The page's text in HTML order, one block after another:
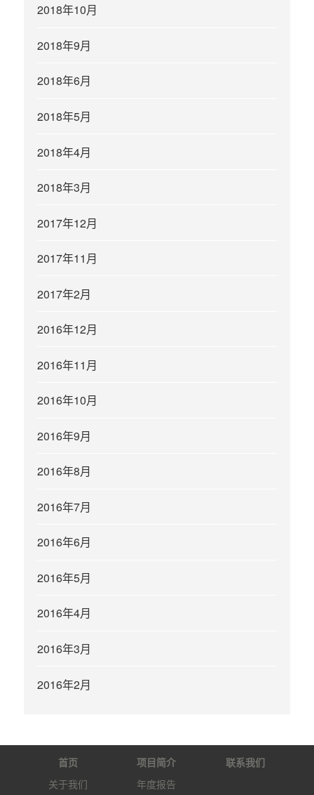
2018年10月
2018年9月
2018年6月
2018年5月
2018年4月
2018年3月
2017年12月
2017年11月
2017年2月
2016年12月
2016年11月
2016年10月
2016年9月
2016年8月
2016年7月
2016年6月
2016年5月
2016年4月
2016年3月
2016年2月
首页 项目简介
联系我们
关于我们
年度报告